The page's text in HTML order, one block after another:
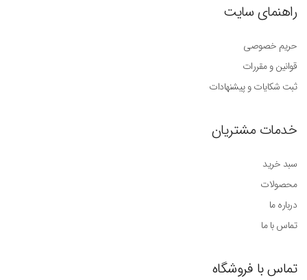
راهنمای سایت
حریم خصوصی
قوانین و مقررات
ثبت شکایات و پیشنهادات
خدمات مشتریان
سبد خرید
محصولات
درباره ما
تماس با ما
تماس با فروشگاه